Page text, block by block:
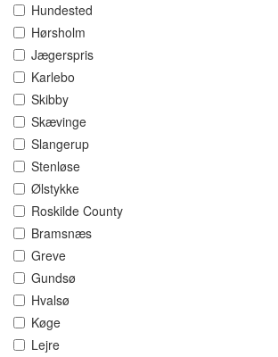
Hundested
Hørsholm
Jægerspris
Karlebo
Skibby
Skævinge
Slangerup
Stenløse
Ølstykke
Roskilde County
Bramsnæs
Greve
Gundsø
Hvalsø
Køge
Lejre